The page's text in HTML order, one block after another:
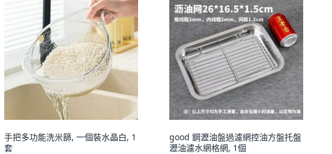
手把多功能洗米篩, 一個裝水晶白, 1
套
good 鋼瀝油盤過濾網控油方盤托盤
瀝油濾水網格網, 1個